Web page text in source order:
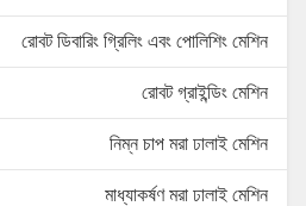
রোবট ডিবারিং গ্রিলিং এবং পোলিশিং মেশিন
রোবট গ্রাইন্ডিং মেশিন
নিম্ন চাপ মরা ঢালাই মেশিন
মাধ্যাকর্ষণ মরা ঢালাই মেশিন